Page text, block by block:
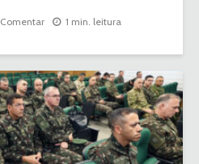
Comentar 1 min. leitura